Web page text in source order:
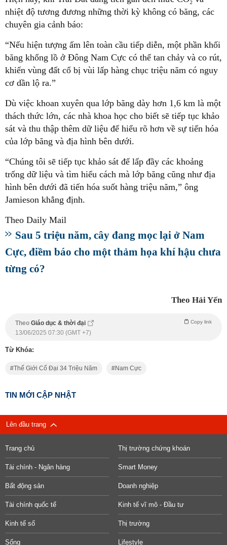
nhiệt độ tương đương những thời kỳ không có băng, các
chuyên gia cảnh báo:
“Nếu hiện tượng ấm lên toàn cầu tiếp diễn, một phần khối
băng khổng lồ ở Đông Nam Cực có thể tan chảy và co rút,
khiến vùng đất cổ bị vùi lấp hàng chục triệu năm có nguy
cơ dần lộ ra.”
Dù việc khoan xuyên qua lớp băng dày hơn 1,6 km là một
thách thức lớn, các nhà khoa học cho biết sẽ tiếp tục khảo
sát và thu thập thêm dữ liệu để hiểu rõ hơn về sự tiến hóa
của lớp băng và địa hình bên dưới.
“Chúng tôi sẽ tiếp tục khảo sát để lấp đầy các khoảng
trống dữ liệu và tìm hiểu cách mà lớp băng cũng như địa
hình bên dưới đã tiến hóa suốt hàng triệu năm,” ông
Jamieson khẳng định.
Theo Daily Mail
Sau 5 triệu năm, cây đang mọc lại ở Nam
Cực, điềm báo cho một thảm họa khí hậu chưa
từng có?
Theo Hải Yến
Theo Giáo dục & thời đại Copy link
13/06/2025 07:30 (GMT +7)
Từ Khóa:
Thế Giới Cổ Đại 34 Triệu Năm Nam Cực
TIN MỚI CẬP NHẬT
Lên đầu trang
Trang chủ Thị trường chứng khoán
Tài chính - Ngân hàng Smart Money
Bất động sản Doanh nghiệp
Tài chính quốc tế Kinh tế vĩ mô - Đầu tư
Kinh tế số Thị trường
Sống Lifestyle